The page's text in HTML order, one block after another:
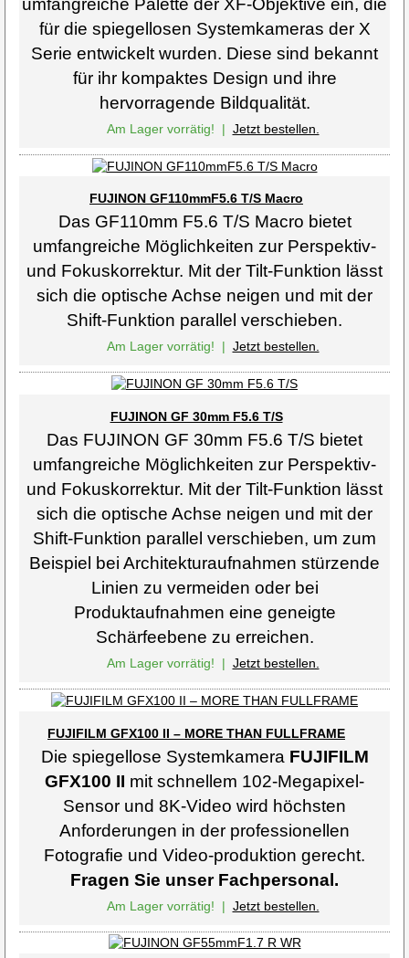
umfangreiche Palette der XF-Objektive ein, die
für die spiegellosen Systemkameras der X
Serie entwickelt wurden. Diese sind bekannt
für ihr kompaktes Design und ihre
hervorragende Bildqualität.
Am Lager vorrätig! | Jetzt bestellen.
FUJINON GF110mmF5.6 T/S Macro
Das GF110mm F5.6 T/S Macro bietet
umfangreiche Möglichkeiten zur Perspektiv-
und Fokuskorrektur. Mit der Tilt-Funktion lässt
sich die optische Achse neigen und mit der
Shift-Funktion parallel verschieben.
Am Lager vorrätig! | Jetzt bestellen.
FUJINON GF 30mm F5.6 T/S
Das FUJINON GF 30mm F5.6 T/S bietet
umfangreiche Möglichkeiten zur Perspektiv-
und Fokuskorrektur. Mit der Tilt-Funktion lässt
sich die optische Achse neigen und mit der
Shift-Funktion parallel verschieben, um zum
Beispiel bei Architekturaufnahmen stürzende
Linien zu vermeiden oder bei
Produktaufnahmen eine geneigte
Schärfeebene zu erreichen.
Am Lager vorrätig! | Jetzt bestellen.
FUJIFILM GFX100 II – MORE THAN FULLFRAME
Die spiegellose Systemkamera FUJIFILM
GFX100 II mit schnellem 102-Megapixel-
Sensor und 8K-Video wird höchsten
Anforderungen in der professionellen
Fotografie und Video-produktion gerecht.
Fragen Sie unser Fachpersonal.
Am Lager vorrätig! | Jetzt bestellen.